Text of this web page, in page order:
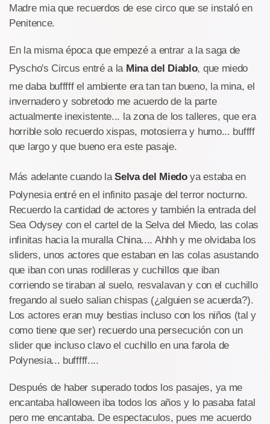
Madre mia que recuerdos de ese circo que se instaló en
Penitence.
En la misma época que empezé a entrar a la saga de
Pyscho's Circus entré a la Mina del Diablo, que miedo
me daba bufffff el ambiente era tan tan bueno, la mina, el
invernadero y sobretodo me acuerdo de la parte
actualmente inexistente... la zona de los talleres, que era
horrible solo recuerdo xispas, motosierra y humo... buffff
que largo y que bueno era este pasaje.
Más adelante cuando laSelva del Miedoya estaba en
Polynesia entré en el infinito pasaje del terror nocturno.
Recuerdo la cantidad de actores y también la entrada del
Sea Odysey con el cartel de la Selva del Miedo, las colas
infinitas hacia la muralla China.... Ahhh y me olvidaba los
sliders, unos actores que estaban en las colas asustando
que iban con unas rodilleras y cuchillos que iban
corriendo se tiraban al suelo, resvalavan y con el cuchillo
fregando al suelo salian chispas (¿alguien se acuerda?).
Los actores eran muy bestias incluso con los niños (tal y
como tiene que ser) recuerdo una persecución con un
slider que incluso clavo el cuchillo en una farola de
Polynesia... bufffff....
Después de haber superado todos los pasajes, ya me
encantaba halloween iba todos los años y lo pasaba fatal
pero me encantaba. De espectaculos, pues me acuerdo